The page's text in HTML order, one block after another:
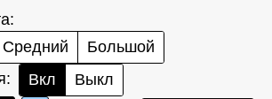
Средний
Большой
Вкл
Выкл